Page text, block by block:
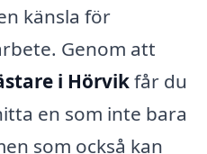
känsla för
Genom att
i Hörvikfår du
en som inte bara
som också kan